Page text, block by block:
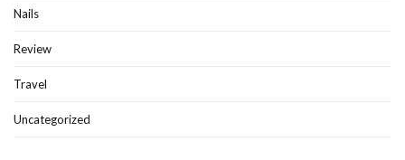
Nails
Review
Travel
Uncategorized